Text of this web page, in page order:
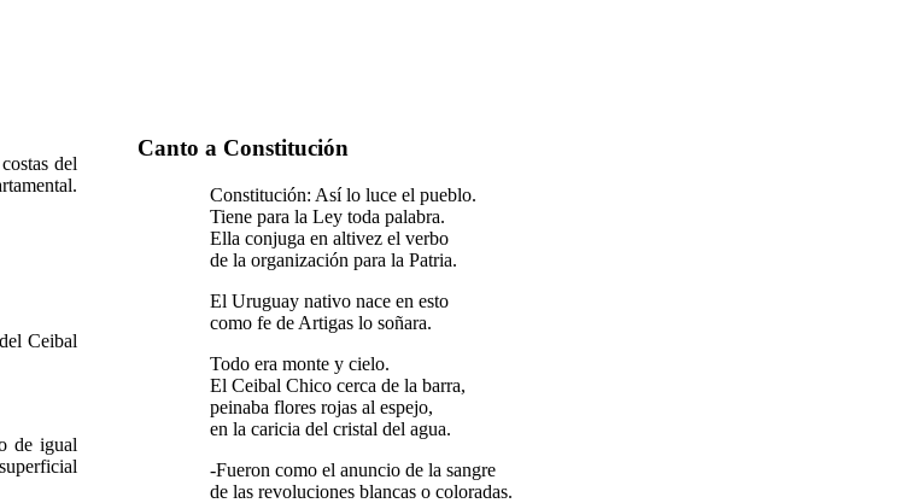
del
Ceibal
de igual
Canto a Constitución
Constitución: Así lo luce el pueblo.
Tiene para la Ley toda palabra.
Ella conjuga en altivez el verbo
de la organización para la Patria.
El Uruguay nativo nace en esto
como fe de Artigas lo soñara.
Todo era monte y cielo.
El Ceibal Chico cerca de la barra,
peinaba flores rojas al espejo,
en la caricia del cristal del agua.
-Fueron como el anuncio de la sangre
de las revoluciones blancas o coloradas.